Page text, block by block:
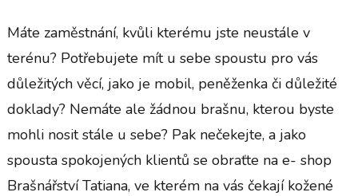
Máte zaměstnání, kvůli kterému jste neustále v
terénu? Potřebujete mít u sebe spoustu pro vás
důležitých věcí, jako je mobil, peněženka či důležité
doklady? Nemáte ale žádnou brašnu, kterou byste
mohli nosit stále u sebe? Pak nečekejte, a jako
spousta spokojených klientů se obraťte na e- shop
Brašnářství Tatiana, ve kterém na vás čekají kožené